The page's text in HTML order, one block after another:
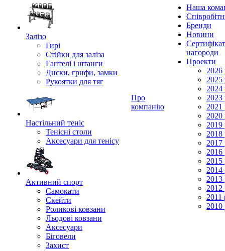
Залізо
Гирі
Стійки для заліза
Гантелі і штанги
Диски, грифи, замки
Рукоятки для тяг
Настільний теніс
Тенісні столи
Аксесуари для тенісу
Активний спорт
Самокати
Скейти
Роликові ковзани
Льодові ковзани
Аксесуари
Біговели
Захист
Про
компанію
Наша
Бренди
Новини
нагороди
Проекти
2026
2025
2024
2023
2021
2020
2019
2018
2017
2016
2015
2014
2013
2012
2011
2010